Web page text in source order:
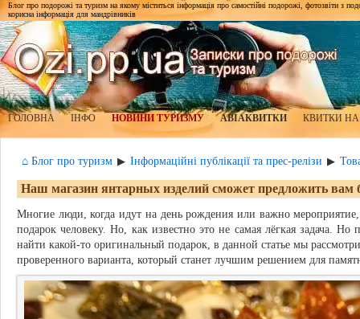
Блог про подорожі та туризм на якому міститься інформація про самостійні подорожі, фотозвіти з
корисна інформація для мандрівників
ГОЛОВНА ІНФО НОВИНИ ТУРИЗМУ АВІАКВИТКИ КВИТКИ
⌂ Блог про туризм ▶ Інформаційні публікації та прес-релізи ▶
Наш магазин янтарных изделий сможет предложить вам
Многие люди, когда идут на день рождения или важно
подарок человеку. Но, как известно это не самая лёгкая задача. Но
найти какой-то оригинальный подарок, в данной статье мы
проверенного варианта, который станет лучшим решением для